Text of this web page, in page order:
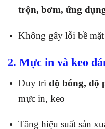
trộn, bơm, ứng
Không gây lỗi bề
2. Mực in và keo
Duy trì độ bóng, độ
mực in, keo
Tăng hiệu suất sản